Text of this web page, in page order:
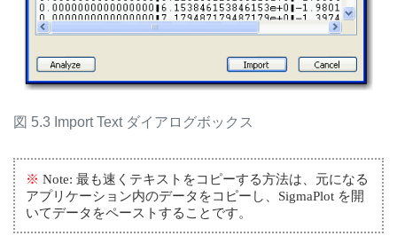
図 5.3 Import Text ダイアログボックス
※ Note: 最も速くテキストをコピーする方法は、元になる
アプリケーション内のデータをコピーし、SigmaPlot を開
いてデータをペーストすることです。